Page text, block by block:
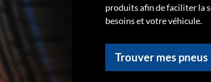
produits afin de faciliter la
besoins et votre véhicule.
Trouver mes pneus